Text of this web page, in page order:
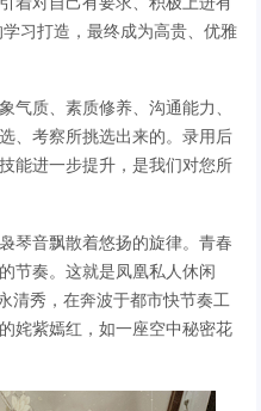
习打造，最终成为高贵、优雅
气质、素质修养、沟通能力、
、考察所挑选出来的。录用后
能进一步提升，是我们对您所
琴音飘散着悠扬的旋律。青春
节奏。这就是凤凰私人休闲
清秀，在奔波于都市快节奏工
姹紫嫣红，如一座空中秘密花